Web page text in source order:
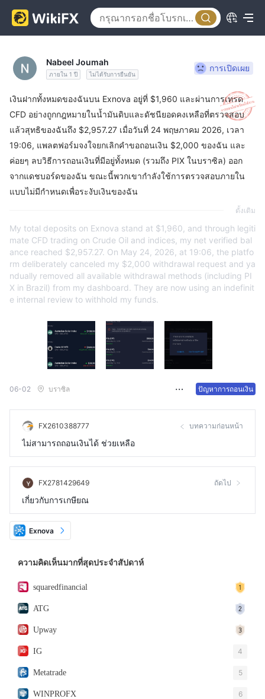
Nabeel Joumah
ภายใน 1 ปี ไม่ได้รับการยืนยัน
การเปิดเผย
เงินฝากทั้งหมดของฉันบน Exnova อยู่ที่ $1,960 และผ่านการเทรด
CFD อย่างถูกกฎหมายในน้ำมันดิบและดัชนียอดคงเหลือที่ตรวจสอบ
แล้วสุทธิของฉันถึง $2,957.27 เมื่อวันที่ 24 พฤษภาคม 2026, เวลา
19:06, แพลตฟอร์มจงใจยกเลิกคำขอถอนเงิน $2,000 ของฉัน และ
ค่อยๆ ลบวิธีการถอนเงินที่มีอยู่ทั้งหมด (รวมถึง PIX ในบราซิล) ออก
จากแดชบอร์ดของฉัน ขณะนี้พวกเขากำลังใช้การตรวจสอบภายใน
แบบไม่มีกำหนดเพื่อระงับเงินของฉัน
ดั้งเดิม
My total deposits on Exnova stand at $1,960, and through legiti
mate CFD trading on Crude Oil and indices, my net verified bal
ance reached $2,957.27. On May 24, 2026, at 19:06, the platfo
rm deliberately canceled my $2,000 withdrawal request and ya
ndually removed all available withdrawal methods (including PI
X in Brazil) from my dashboard. They are now using an indefinit
e internal review to withhold my funds.
06-02 บราซิล ปัญหาการถอนเงิน
FX2610388777 บทความก่อนหน้า
ไม่สามารถถอนเงินได้ ช่วยเหลือ
FX2781429649 ถัดไป
เกี่ยวกับการเกษียณ
Exnova
ความคิดเห็นมากที่สุดประจำสัปดาห์
squaredfinancial
ATG
Upway
IG 4
Metatrade 5
WINPROFX 6